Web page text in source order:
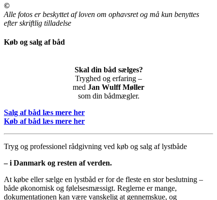
©
Alle fotos er beskyttet af loven om ophavsret og må kun benyttes
efter skriftlig tilladelse
Køb og salg af båd
Skal din båd sælges?
Tryghed og erfaring –
med Jan Wulff Møller
som din bådmægler.
Salg af båd læs mere her
Køb af båd læs mere her
Tryg og professionel rådgivning ved køb og salg af lystbåde
– i Danmark og resten af verden.
At købe eller sælge en lystbåd er for de fleste en stor beslutning –
både økonomisk og følelsesmæssigt. Reglerne er mange,
dokumentationen kan være vanskelig at gennemskue, og